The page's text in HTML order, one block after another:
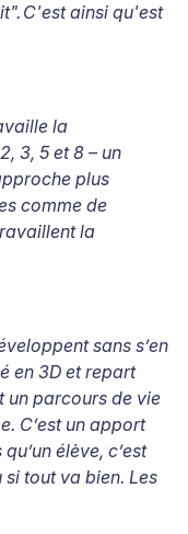
C'est ainsi qu'est
la
3, 5 et 8 – un
plus
comme de
la
sans s’en
en 3D et repart
un parcours de vie
C’est un apport
élève, c’est
si tout va bien. Les